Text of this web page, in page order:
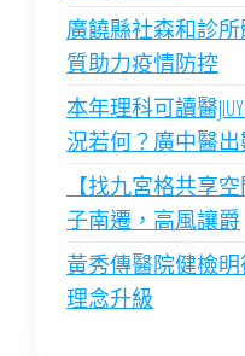
廣饒縣社森和診
質助力疫情防控
本年理科可讀醫
況若何？廣中醫出
【找九宮格共享
子南遷，高風讓爵
黃秀傳醫院健檢
理念升級